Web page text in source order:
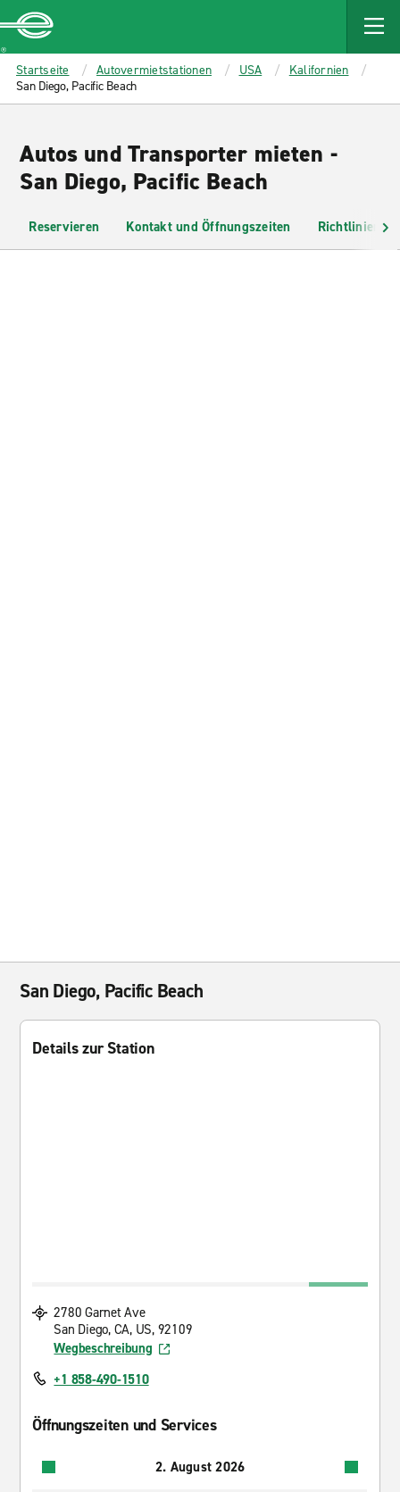
MAIN
CONTENT
Enterprise
Startseite Autovermietstationen USA
Kalifornien
San Diego, Pacific Beach
Autos und Transporter mieten -
San Diego, Pacific Beach
Reservieren Kontakt und Öffnungszeiten Richtlinien
San Diego, Pacific Beach
Details zur Station
2780 Garnet Ave
San Diego, CA, US, 92109
Wegbeschreibung
+1 858-490-1510
Öffnungszeiten und Services
2. August 2026